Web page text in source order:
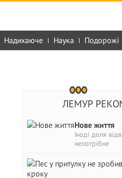
Надихаюче Наука Подорожі
ЛЕМУР
Нове життя
Іноді доля
непотрібне